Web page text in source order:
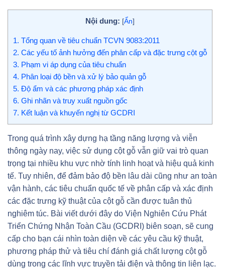
Nội dung: [Ẩn]
1. Tổng quan về tiêu chuẩn TCVN 9083:2011
2. Các yếu tố ảnh hưởng đến phân cấp và đặc trưng cột gỗ
3. Phạm vi áp dụng của tiêu chuẩn
4. Phân loại độ bền và xử lý bảo quản gỗ
5. Độ ẩm và các phương pháp xác định
6. Ghi nhãn và truy xuất nguồn gốc
7. Kết luận và khuyến nghị từ GCDRI
Trong quá trình xây dựng hạ tầng năng lượng và viễn
thông ngày nay, việc sử dụng cột gỗ vẫn giữ vai trò quan
trọng tại nhiều khu vực nhờ tính linh hoạt và hiệu quả kinh
tế. Tuy nhiên, để đảm bảo độ bền lâu dài cũng như an toàn
vận hành, các tiêu chuẩn quốc tế về phân cấp và xác định
các đặc trưng kỹ thuật của cột gỗ cần được tuân thủ
nghiêm túc. Bài viết dưới đây do Viện Nghiên Cứu Phát
Triển Chứng Nhận Toàn Cầu (GCDRI) biên soạn, sẽ cung
cấp cho bạn cái nhìn toàn diện về các yêu cầu kỹ thuật,
phương pháp thử và tiêu chí đánh giá chất lượng cột gỗ
dùng trong các lĩnh vực truyền tải điện và thông tin liên lạc.